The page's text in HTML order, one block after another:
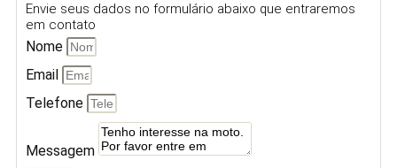
Envie seus dados no formulário abaixo que entraremos
em contato
Nome
Email
Telefone
Messagem